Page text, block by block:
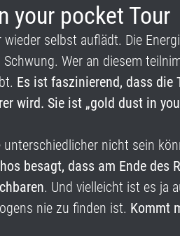
your pocket Tour
selbst auflädt. Die
Wer an diesem
Es ist faszinierend, dass
wird. Sie ist „gold dust in
nicht sein
besagt, dass am Ende des
. Und vielleicht ist es ja
nie zu finden ist. Kommt